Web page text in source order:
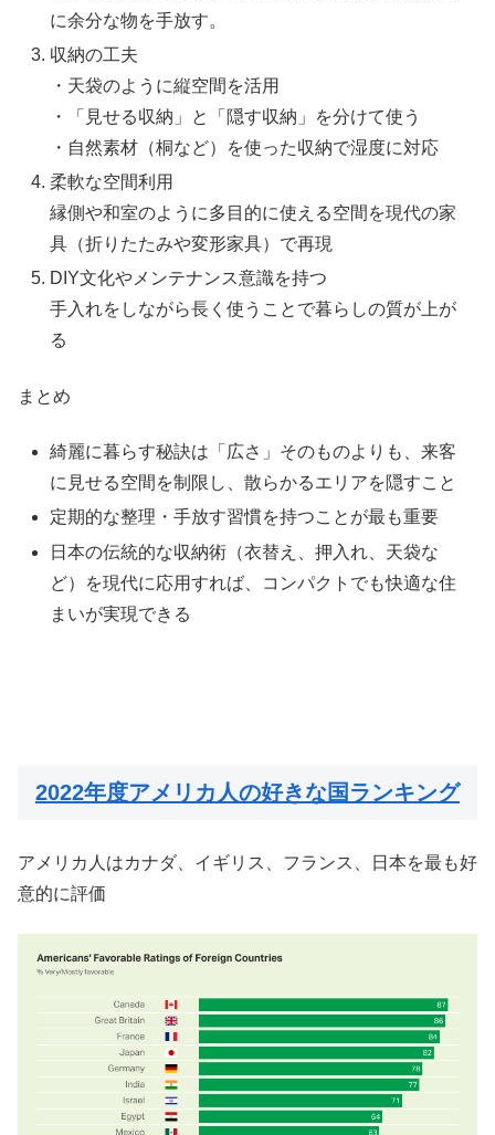
に余分な物を手放す。
収納の工夫
・天袋のように縦空間を活用
・「見せる収納」と「隠す収納」を分けて使う
・自然素材（桐など）を使った収納で湿度に対応
柔軟な空間利用
縁側や和室のように多目的に使える空間を現代の家
具（折りたたみや変形家具）で再現
DIY文化やメンテナンス意識を持つ
手入れをしながら長く使うことで暮らしの質が上が
る
まとめ
綺麗に暮らす秘訣は「広さ」そのものよりも、来客
に見せる空間を制限し、散らかるエリアを隠すこと
定期的な整理・手放す習慣を持つことが最も重要
日本の伝統的な収納術（衣替え、押入れ、天袋な
ど）を現代に応用すれば、コンパクトでも快適な住
まいが実現できる
2022年度アメリカ人の好きな国ランキング
アメリカ人はカナダ、イギリス、フランス、日本を最も好
意的に評価